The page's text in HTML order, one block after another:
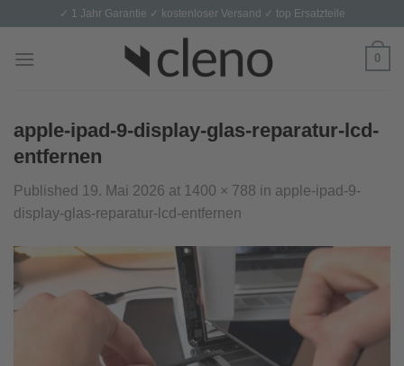
content
✓ 1 Jahr Garantie ✓ kostenloser Versand ✓ top Ersatzteile
0
apple-ipad-9-display-glas-reparatur-lcd-
entfernen
Published 19. Mai 2026 at 1400 × 788 in apple-ipad-9-
display-glas-reparatur-lcd-entfernen